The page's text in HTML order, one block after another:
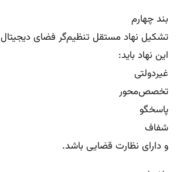
بند چهارم
تشکیل نهاد مستقل تنظیم‌گر فضای دیجیتال
این نهاد باید:
غیردولتی
تخصص‌محور
پاسخگو
شفاف
و دارای نظارت قضایی باشد.